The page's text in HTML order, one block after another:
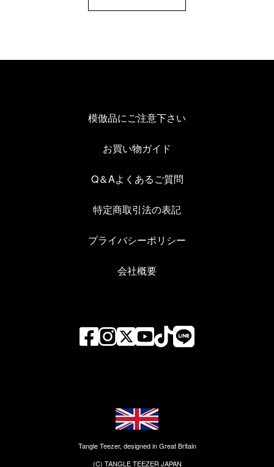
模倣品にご注意下さい
お買い物ガイド
Q＆Aよくあるご質問
特定商取引法の表記
プライバシーポリシー
会社概要
Tangle Teezer, designed in Great Britain
(C) TANGLE TEEZER JAPAN